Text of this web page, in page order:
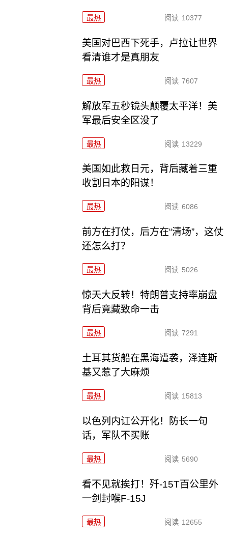
最热 阅读 10377
美国对巴西下死手，卢拉让世界
看清谁才是真朋友
最热 阅读 7607
解放军五秒镜头颠覆太平洋！美
军最后安全区没了
最热 阅读 13229
美国如此救日元，背后藏着三重
收割日本的阳谋！
最热 阅读 6086
前方在打仗，后方在“清场”，这仗
还怎么打？
最热 阅读 5026
惊天大反转！特朗普支持率崩盘
背后竟藏致命一击
最热 阅读 7291
土耳其货船在黑海遭袭，泽连斯
基又惹了大麻烦
最热 阅读 15813
以色列内讧公开化！防长一句
话，军队不买账
最热 阅读 5690
看不见就挨打！歼-15T百公里外
一剑封喉F-15J
最热 阅读 12655